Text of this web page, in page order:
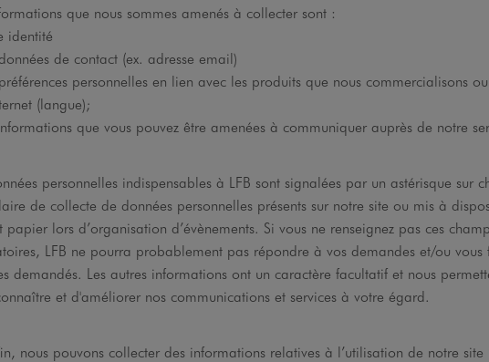
que nous sommes amenés à collecter sont :
identité
de contact (ex. adresse email)
personnelles en lien avec les produits que nous commercialisons
(langue);
que vous pouvez être amenées à communiquer auprès de notre
personnelles indispensables à LFB sont signalées par un astérisque sur
de collecte de données personnelles présents sur notre site ou mis à
papier lors d’organisation d’évènements. Si vous ne renseignez pas ces
LFB ne pourra probablement pas répondre à vos demandes et/ou vous
demandés. Les autres informations ont un caractère facultatif et nous
et d'améliorer nos communications et services à votre égard.
nous pouvons collecter des informations relatives à l’utilisation de notre site